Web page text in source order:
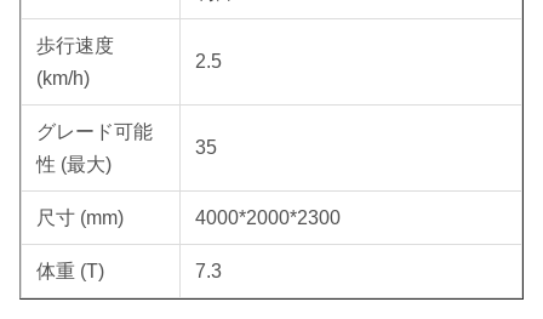
歩行速度
(km/h)
2.5
グレード可能
性 (最大)
35
尺寸 (mm) 4000*2000*2300
体重 (T) 7.3